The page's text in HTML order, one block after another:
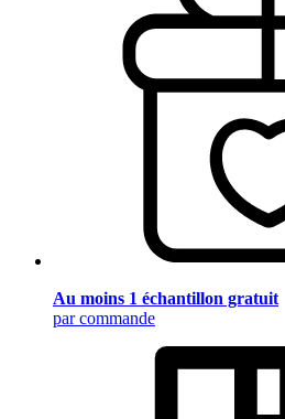
Au moins 1 échantillon gratuit
par commande